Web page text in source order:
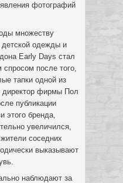
фотографий
множеству
детской одежды и
Early Days стал
после того,
тапки одной из
фирмы Пол
публикации
этого бренда,
увеличился,
соседних
выказывают
наблюдают за